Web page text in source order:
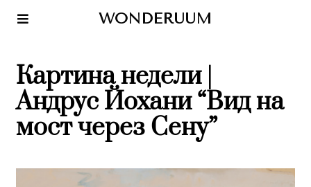
WONDERUUM
Картина недели |
Андрус Йохани “Вид на
мост через Сену”